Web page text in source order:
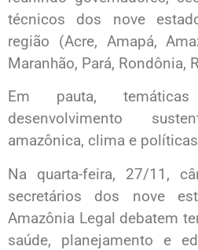
técnicos dos nove
região (Acre, Amapá,
Maranhão, Pará, Rondônia,
Em pauta,
desenvolvimento
amazônica, clima e
Na quarta-feira, 27/11,
secretários dos nove
Amazônia Legal debatem
saúde, planejamento e